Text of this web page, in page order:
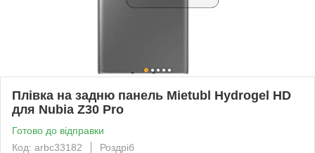
Плівка на задню панель Mietubl Hydrogel HD
для Nubia Z30 Pro
Готово до відправки
Код: arbc33182
Роздріб